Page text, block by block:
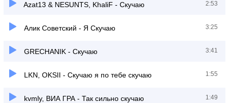
Azat13 & NESUNTS, KhaliF - Скучаю 2:53
Алик Советский - Я Скучаю 3:25
GRECHANIK - Скучаю 3:41
LKN, OKSII - Скучаю я по тебе скучаю 1:55
kvmly, ВИА ГРА - Так cильно скучаю 1:49